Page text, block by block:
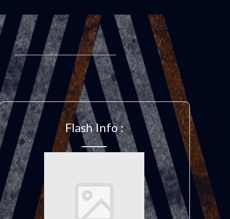
Flash Info :